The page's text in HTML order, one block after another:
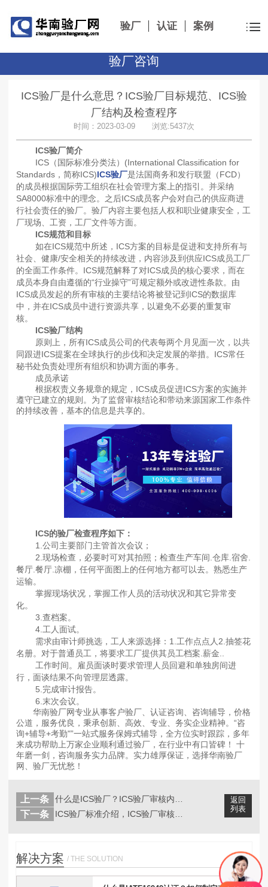
验厂 认证 案例
验厂咨询
ICS验厂是什么意思？ICS验厂目标规范、ICS验
厂结构及检查程序
时间：2023-03-09 浏览:5437次
ICS验厂简介
ICS（国际标准分类法）(International Classification for
Standards，简称ICS)ICS验厂是法国商务和发行联盟（FCD）
的成员根据国际劳工组织在社会管理方案上的指引。并采纳
SA8000标准中的理念。之后ICS成员客户会对自己的供应商进
行社会责任的验厂。验厂内容主要包括人权和职业健康安全，工
厂现场、工资，工厂文件等方面。
ICS规范和目标
如在ICS规范中所述，ICS方案的目标是促进和支持所有与
社会、健康/安全相关的持续改进，内容涉及到供应ICS成员工厂
的全面工作条件。ICS规范解释了对ICS成员的核心要求，而在
成员本身自由遵循的“行业操守”可规定额外或改进性条款。由
ICS成员发起的所有审核的主要结论将被登记到ICS的数据库
中，并在ICS成员中进行资源共享，以避免不必要的重复审
核。
ICS验厂结构
原则上，所有ICS成员公司的代表每两个月见面一次，以共
同跟进ICS提案在全球执行的步伐和决定发展的举措。ICS常任
秘书处负责处理所有组织和协调方面的事务。
成员承诺
根据权责义务规章的规定，ICS成员促进ICS方案的实施并
遵守已建立的规则。为了监督审核结论和带动来源国家工作条件
的持续改善，基本的信息是共享的。
ICS的验厂检查程序如下：
1.公司主要部门主管首次会议；
2.现场检查，必要时可对其拍照；检查生产车间.仓库.宿舍.
餐厅.餐厅.凉棚，任何平面图上的任何地方都可以去。熟悉生产
运输。
掌握现场状况，掌握工作人员的活动状况和其它异常变
化。
3.查档案。
4.工人面试。
需求由审计师挑选，工人来源选择：1.工作点点人2.抽签花
名册。对于普通员工，将要求工厂提供其员工档案.薪金..
工作时间。雇员面谈时要求管理人员回避和单独房间进
行，面谈结果不向管理层透露。
5.完成审计报告。
6.末次会议。
华南验厂网专业从事客户验厂、认证咨询、咨询辅导，价格
公道，服务优良，秉承创新、高效、专业、务实企业精神。“咨
询+辅导+考勤"”一站式服务保姆式辅导，全方位实时跟踪，多年
来成功帮助上万家企业顺利通过验厂，在行业中有口皆碑！ 十
年磨一剑，咨询服务实力品牌。实力雄厚保证，选择华南验厂
网、验厂无忧愁！
返回
列表
上一条
下一条
解决方案 / THE SOLUTION